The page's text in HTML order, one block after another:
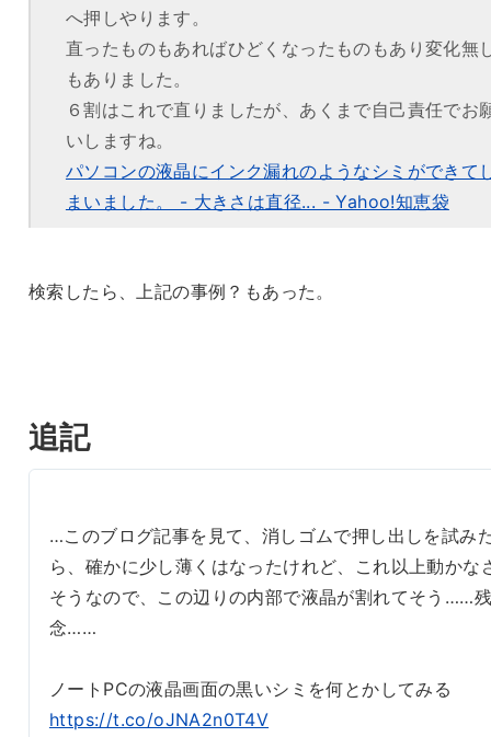
へ押しやります。
直ったものもあればひどくなったものもあり変化無
もありました。
６割はこれで直りましたが、あくまで自己責任でお
いしますね。
パソコンの液晶にインク漏れのようなシミができて
まいました。 - 大きさは直径... - Yahoo!知恵袋
検索したら、上記の事例？もあった。
追記
…このブログ記事を見て、消しゴムで押し出しを試み
ら、確かに少し薄くはなったけれど、これ以上動かな
そうなので、この辺りの内部で液晶が割れてそう……残
念……
ノートPCの液晶画面の黒いシミを何とかしてみる
https://t.co/oJNA2n0T4V